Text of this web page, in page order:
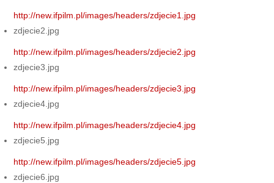
http://new.ifpilm.pl/images/headers/zdjecie1.jpg
zdjecie2.jpg
http://new.ifpilm.pl/images/headers/zdjecie2.jpg
zdjecie3.jpg
http://new.ifpilm.pl/images/headers/zdjecie3.jpg
zdjecie4.jpg
http://new.ifpilm.pl/images/headers/zdjecie4.jpg
zdjecie5.jpg
http://new.ifpilm.pl/images/headers/zdjecie5.jpg
zdjecie6.jpg